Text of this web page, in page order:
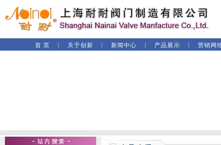
首 页 ︱ 关于创新 ︱ 新闻中心 ︱ 产品展示 ︱ 营销网